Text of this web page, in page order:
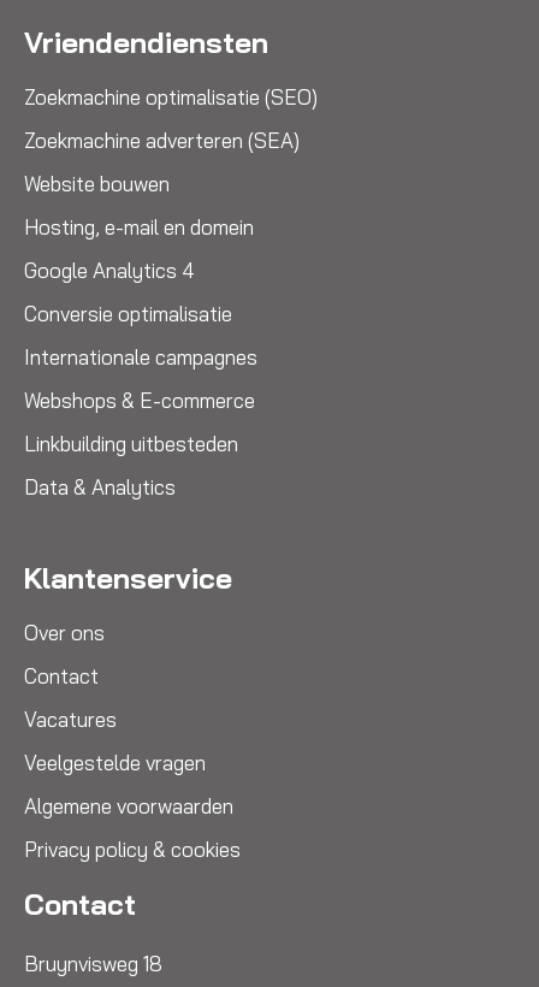
Vriendendiensten
Zoekmachine optimalisatie (SEO)
Zoekmachine adverteren (SEA)
Website bouwen
Hosting, e-mail en domein
Google Analytics 4
Conversie optimalisatie
Internationale campagnes
Webshops & E-commerce
Linkbuilding uitbesteden
Data & Analytics
Klantenservice
Over ons
Contact
Vacatures
Veelgestelde vragen
Algemene voorwaarden
Privacy policy & cookies
Contact
Bruynvisweg 18